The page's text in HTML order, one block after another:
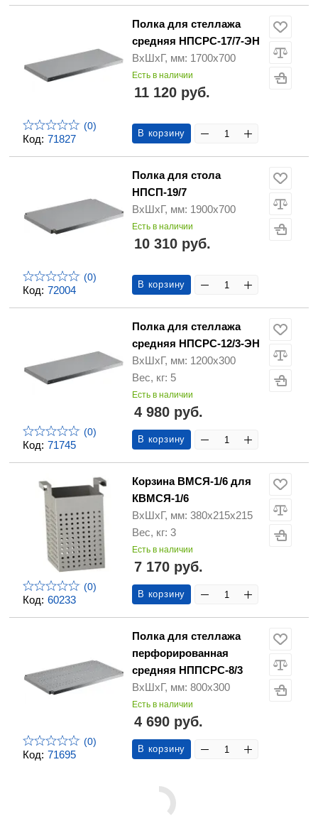
Код: 71827
(0)
Полка для стеллажа
средняя НПСРС-17/7-ЭН
ВхШхГ, мм: 1700х700
Есть в наличии
11 120 руб.
В корзину
Код: 72004
(0)
Полка для стола
НПСП-19/7
ВхШхГ, мм: 1900х700
Есть в наличии
10 310 руб.
В корзину
Код: 71745
(0)
Полка для стеллажа
средняя НПСРС-12/3-ЭН
ВхШхГ, мм: 1200х300
Вес, кг: 5
Есть в наличии
4 980 руб.
В корзину
Код: 60233
(0)
Корзина ВМСЯ-1/6 для
КВМСЯ-1/6
ВхШхГ, мм: 380х215х215
Вес, кг: 3
Есть в наличии
7 170 руб.
В корзину
Код: 71695
(0)
Полка для стеллажа
перфорированная
средняя НППСРС-8/3
ВхШхГ, мм: 800х300
Есть в наличии
4 690 руб.
В корзину